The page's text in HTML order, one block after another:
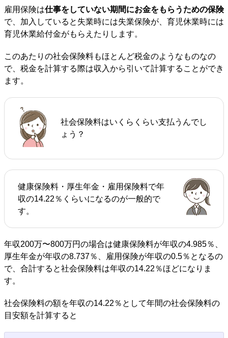
雇用保険は仕事をしていない期間にお金をもらうための保険
で、加入していると失業時には失業保険が、育児休業時には
育児休業給付金がもらえたりします。
このあたりの社会保険料もほとんど税金のようなものなの
で、税金を計算する際は収入から引いて計算することができ
ます。
社会保険料はいくらくらい支払うんでし
ょう？
健康保険料・厚生年金・雇用保険料で年
収の14.22％くらいになるのが一般的で
す。
年収200万〜800万円の場合は健康保険料が年収の4.985％、
厚生年金が年収の8.737％、雇用保険が年収の0.5％となるの
で、合計すると社会保険料は年収の14.22％ほどになりま
す。
社会保険料の額を年収の14.22％として年間の社会保険料の
目安額を計算すると